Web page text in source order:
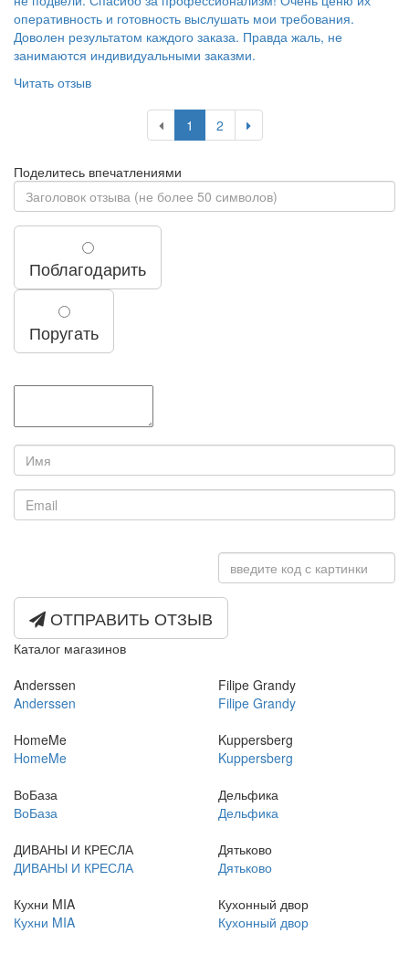
оперативность и готовность выслушать мои требования.
Доволен результатом каждого заказа. Правда жаль, не
занимаются индивидуальными заказми.
Читать отзыв
1 2
Поделитесь впечатлениями
Поблагодарить
Поругать
ОТПРАВИТЬ ОТЗЫВ
Каталог магазинов
Anderssen
Anderssen
Filipe Grandy
Filipe Grandy
HomeMe
HomeMe
Kuppersberg
Kuppersberg
ВоБаза
ВоБаза
Дельфика
Дельфика
ДИВАНЫ И КРЕСЛА
ДИВАНЫ И КРЕСЛА
Дятьково
Дятьково
Кухни MIA
Кухни MIA
Кухонный двор
Кухонный двор